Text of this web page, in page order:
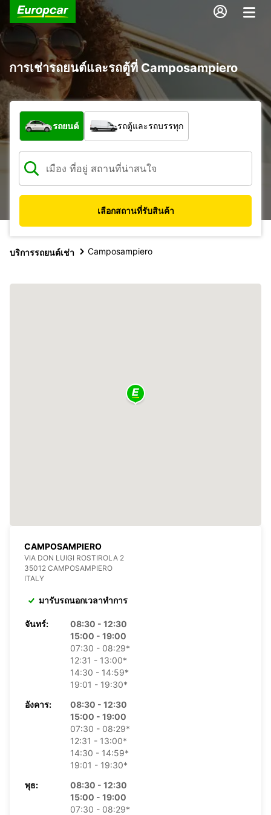
การเช่ารถยนต์และรถตู้ที่ Camposampiero
รถประเภทใด
รถยนต์ รถตู้และรถบรรทุก
เลือกสถานที่รับสินค้า
บริการรถยนต์เช่า Camposampiero
CAMPOSAMPIERO
VIA DON LUIGI ROSTIROLA 2
35012 CAMPOSAMPIERO
ITALY
มารับรถนอกเวลาทำการ
จันทร์:
08:30 - 12:30
15:00 - 19:00
07:30 - 08:29*
12:31 - 13:00*
14:30 - 14:59*
19:01 - 19:30*
อังคาร:
08:30 - 12:30
15:00 - 19:00
07:30 - 08:29*
12:31 - 13:00*
14:30 - 14:59*
19:01 - 19:30*
พุธ:
08:30 - 12:30
15:00 - 19:00
07:30 - 08:29*